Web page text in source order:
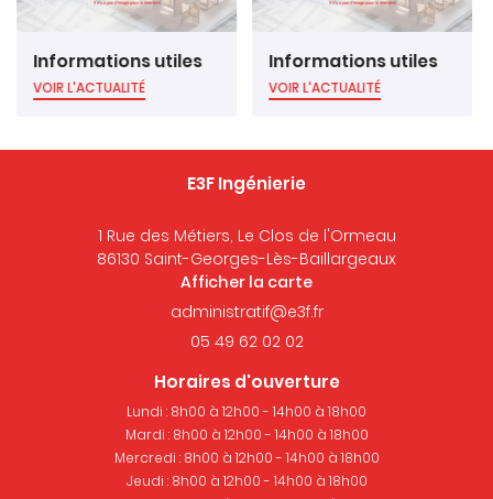
Informations utiles
VOIR L'ACTUALITÉ
Informations utiles
VOIR L'ACTUALITÉ
E3F Ingénierie
1 Rue des Métiers, Le Clos de l'Ormeau
86130 Saint-Georges-Lès-Baillargeaux
Afficher la carte
05 49 62 02 02
Horaires d'ouverture
Lundi : 8h00 à 12h00 - 14h00 à 18h00
Mardi : 8h00 à 12h00 - 14h00 à 18h00
Mercredi : 8h00 à 12h00 - 14h00 à 18h00
Jeudi : 8h00 à 12h00 - 14h00 à 18h00